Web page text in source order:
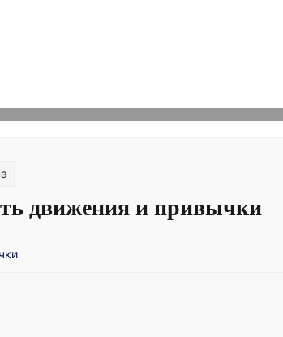
движения и привычки